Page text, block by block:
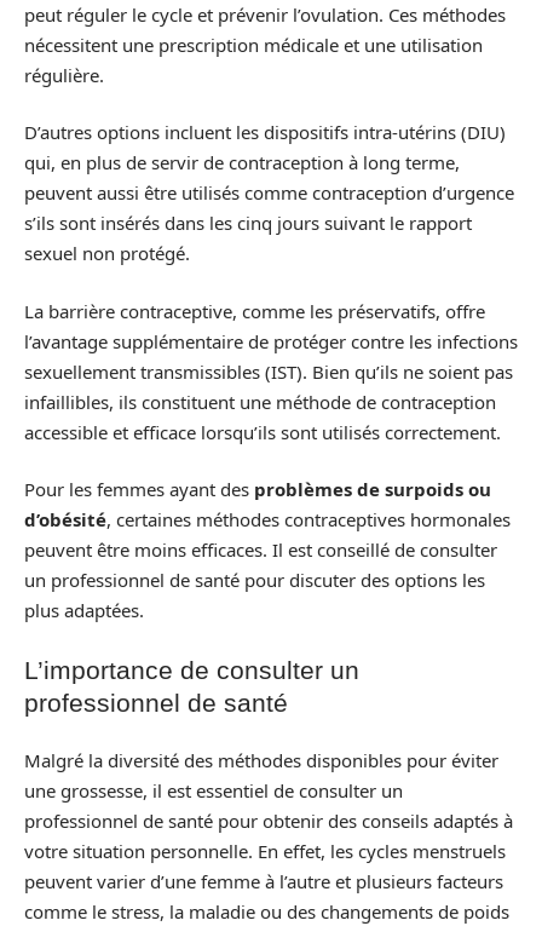
peut réguler le cycle et prévenir l’ovulation. Ces méthodes
nécessitent une prescription médicale et une utilisation
régulière.
D’autres options incluent les dispositifs intra-utérins (DIU)
qui, en plus de servir de contraception à long terme,
peuvent aussi être utilisés comme contraception d’urgence
s’ils sont insérés dans les cinq jours suivant le rapport
sexuel non protégé.
La barrière contraceptive, comme les préservatifs, offre
l’avantage supplémentaire de protéger contre les infections
sexuellement transmissibles (IST). Bien qu’ils ne soient pas
infaillibles, ils constituent une méthode de contraception
accessible et efficace lorsqu’ils sont utilisés correctement.
Pour les femmes ayant des problèmes de surpoids ou
d’obésité, certaines méthodes contraceptives hormonales
peuvent être moins efficaces. Il est conseillé de consulter
un professionnel de santé pour discuter des options les
plus adaptées.
L’importance de consulter un
professionnel de santé
Malgré la diversité des méthodes disponibles pour éviter
une grossesse, il est essentiel de consulter un
professionnel de santé pour obtenir des conseils adaptés à
votre situation personnelle. En effet, les cycles menstruels
peuvent varier d’une femme à l’autre et plusieurs facteurs
comme le stress, la maladie ou des changements de poids